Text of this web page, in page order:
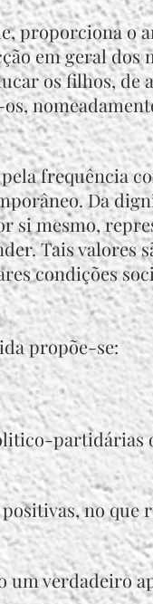
proporciona o
em geral dos
os filhos, de
frequência
Da
si mesmo,
Tais valores
condições
propõe-se:
partidárias
no que
verdadeiro